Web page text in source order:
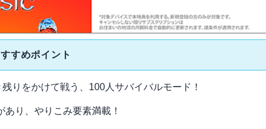
すめポイント
りをかけて戦う、100人サバイバルモード！
り、やりこみ要素満載！